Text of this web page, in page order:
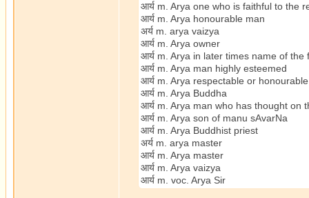
आर्य m. Arya one who is faithful to the
आर्य m. Arya honourable man
अर्य m. arya vaizya
आर्य m. Arya owner
आर्य m. Arya in later times name of the
आर्य m. Arya man highly esteemed
आर्य m. Arya respectable or
आर्य m. Arya Buddha
आर्य m. Arya man who has thought on
आर्य m. Arya son of manu sAvarNa
आर्य m. Arya Buddhist priest
अर्य m. arya master
आर्य m. Arya master
आर्य m. Arya vaizya
आर्य m. voc. Arya Sir